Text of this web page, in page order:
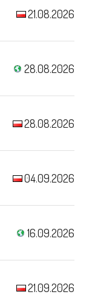
21.08.2026
28.08.2026
28.08.2026
04.09.2026
16.09.2026
21.09.2026